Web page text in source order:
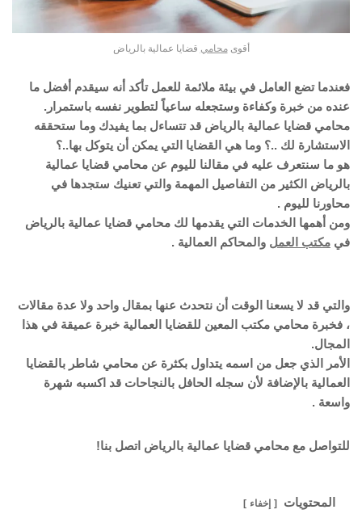
أقوىمحامي قضايا عمالية بالرياض
فعندما تضع العامل في بيئة ملائمة للعمل تأكد أنه سيقدم أفضل ما
عنده من خبرة وكفاءة وستجعله ساعياً لتطوير نفسه باستمرار.
محامي قضايا عمالية بالرياض قد تتساءل بما يفيدك وما ستحققه
الاستشارة لك ..؟ وما هي القضايا التي يمكن أن يتوكل بها..؟
هو ما سنتعرف عليه في مقالنا لليوم عن محامي قضايا عمالية
بالرياض الكثير من التفاصيل المهمة والتي تعنيك ستجدها في
محاورنا لليوم .
ومن أهمها الخدمات التي يقدمها لك محامي قضايا عمالية بالرياض
في مكتب العمل والمحاكم العمالية .
والتي قد لا يسعنا الوقت أن نتحدث عنها بمقال واحد ولا عدة مقالات
، فخبرة محامي مكتب المعين للقضايا العمالية خبرة عميقة في هذا
المجال.
الأمر الذي جعل من اسمه يتداول بكثرة عن محامي شاطر بالقضايا
العمالية بالإضافة لأن سجله الحافل بالنجاحات قد اكسبه شهرة
واسعة .
للتواصل مع محامي قضايا عمالية بالرياض اتصل بنا!
المحتويات إخفاء